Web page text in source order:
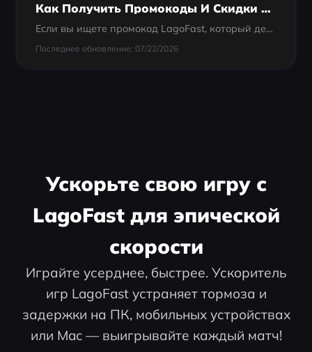
Как Получить Промокоды И Скидки LagoFast Для Игроков Из России
Если вы ищете промокод LagoFast, который действительно работает, текущий код со скидкой следующий: Промокод lago888
Последнее обновление: 07/22/2026
Ускорьте свою игру с
LagoFast для эпической
скорости
Играйте усерднее, быстрее. Ускоритель
игр LagoFast устраняет тормоза и
задержки на ПК, мобильных устройствах
или Mac — выигрывайте каждый матч!